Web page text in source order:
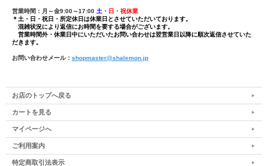
営業時間：月～金9:00～17:00 土 ・ 日 ・ 祝休業
＊土・日・祝日・所定休日は休業日とさせていただいております。
混雑状況により返信にお時間を要する場合がございます。
営業時間外・休業日中にいただいたお問い合わせは翌営業日以降に順次返信させていた
だきます。
お問い合わせメール： shopmaster@shalemon.jp
お店のトップへ戻る
カートを見る
マイページへ
ご利用案内
特定商取引法表示